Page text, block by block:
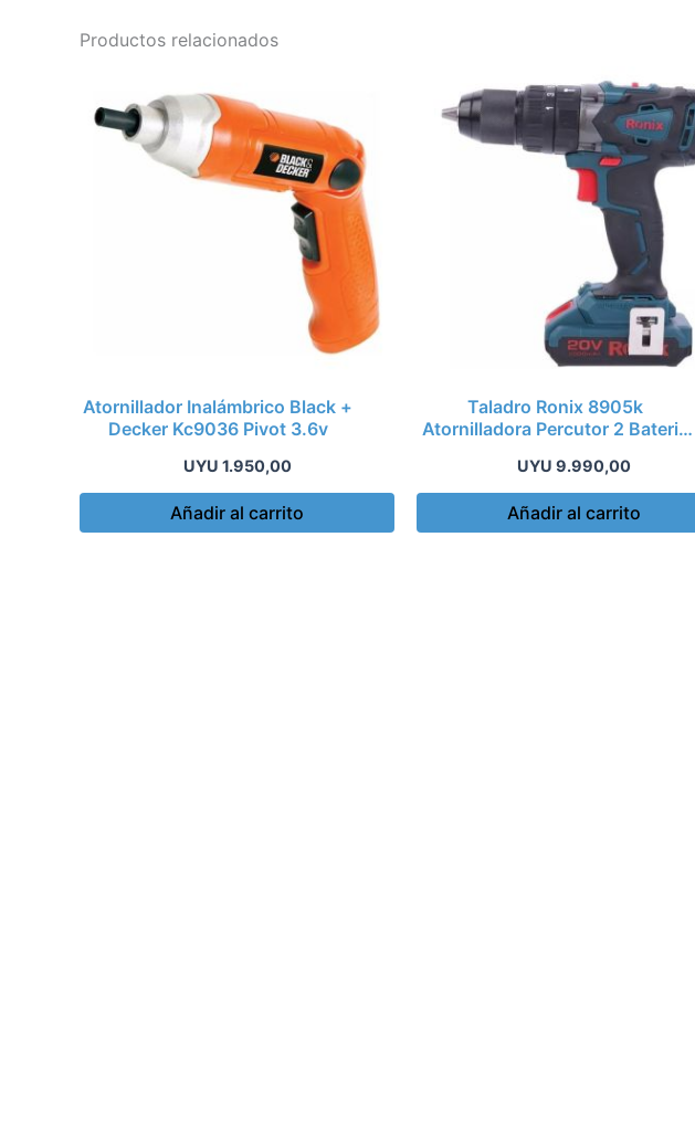
Productos relacionados
Atornillador Inalámbrico Black +
Decker Kc9036 Pivot 3.6v
UYU 1.950,00
Añadir al carrito
Taladro Ronix 8905k
Atornilladora Percutor 2 Bateria
UYU 9.990,00
Añadir al carrito